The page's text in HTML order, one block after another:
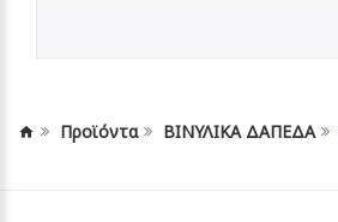
Προϊόντα ΒΙΝΥΛΙΚΑ ΔΑΠΕΔΑ